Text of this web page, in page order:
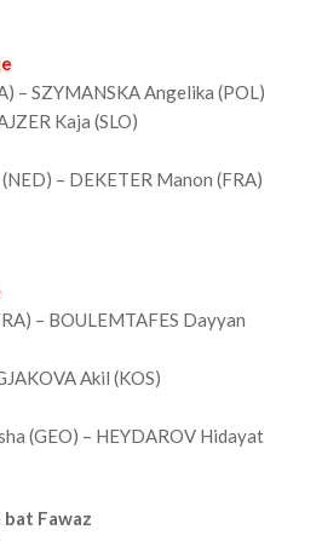
– SZYMANSKA Angelika (POL)
Kaja (SLO)
– DEKETER Manon (FRA)
– BOULEMTAFES Dayyan
Akil (KOS)
(GEO) – HEYDAROV Hidayat
bat Fawaz